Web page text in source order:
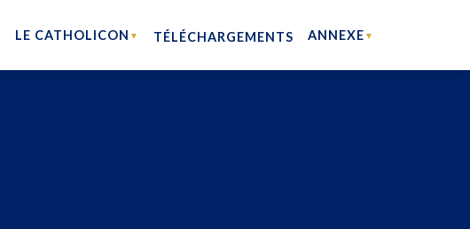
LE CATHOLICON ▼ TÉLÉCHARGEMENTS ANNEXE ▼